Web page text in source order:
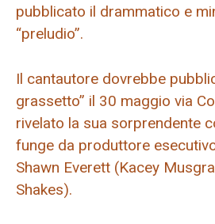
pubblicato il drammatico e
“preludio”.
Il cantautore dovrebbe
grassetto” il 30 maggio via
rivelato la sua sorprendente
funge da produttore esecutivo
Shawn Everett (Kacey
Shakes).